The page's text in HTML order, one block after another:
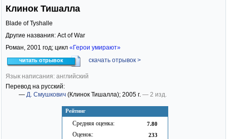
Рейтинг
Средняя оценка: 7.80
Оценок: 233
Клинок Тишалла
Blade of Tyshalle
Другие названия: Act of War
Роман, 2001 год; цикл «Герои умирают»
читать отрывок скачать отрывок >
Язык написания: английский
Перевод на русский:
— Д. Смушкович (Клинок Тишалла); 2005 г. — 2 изд.